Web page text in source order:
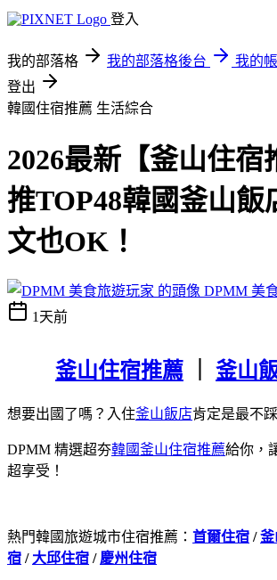
登入
我的部落格 我的部落格後台
我的
登出
韓國住宿推薦 生活綜合
2026最新【釜山住宿
推TOP48韓國釜山飯
文也OK！
DPMM 美
1天前
釜山住宿推薦 釜山
想要出國了嗎？入住釜山飯店肯定是最不
DPMM 精選超夯韓國釜山住宿推薦給你，
超享受！
熱門韓國旅遊城市住宿推薦： 首爾住宿 /釜
宿 / 大邱住宿 / 慶州住宿